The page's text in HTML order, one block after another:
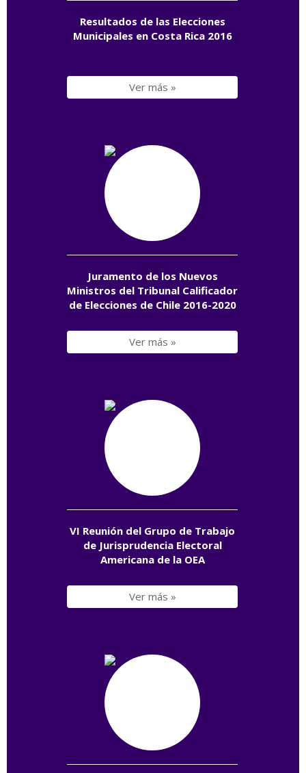
Resultados de las Elecciones
Municipales en Costa Rica 2016
Ver más »
Juramento de los Nuevos
Ministros del Tribunal Calificador
de Elecciones de Chile 2016-2020
Ver más »
VI Reunión del Grupo de Trabajo
de Jurisprudencia Electoral
Americana de la OEA
Ver más »